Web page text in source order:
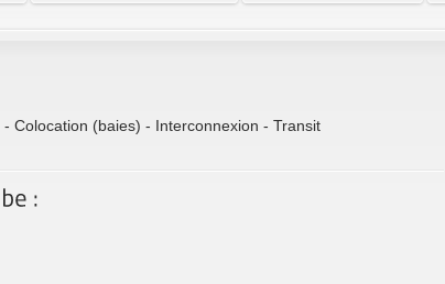
Colocation (baies) - Interconnexion - Transit